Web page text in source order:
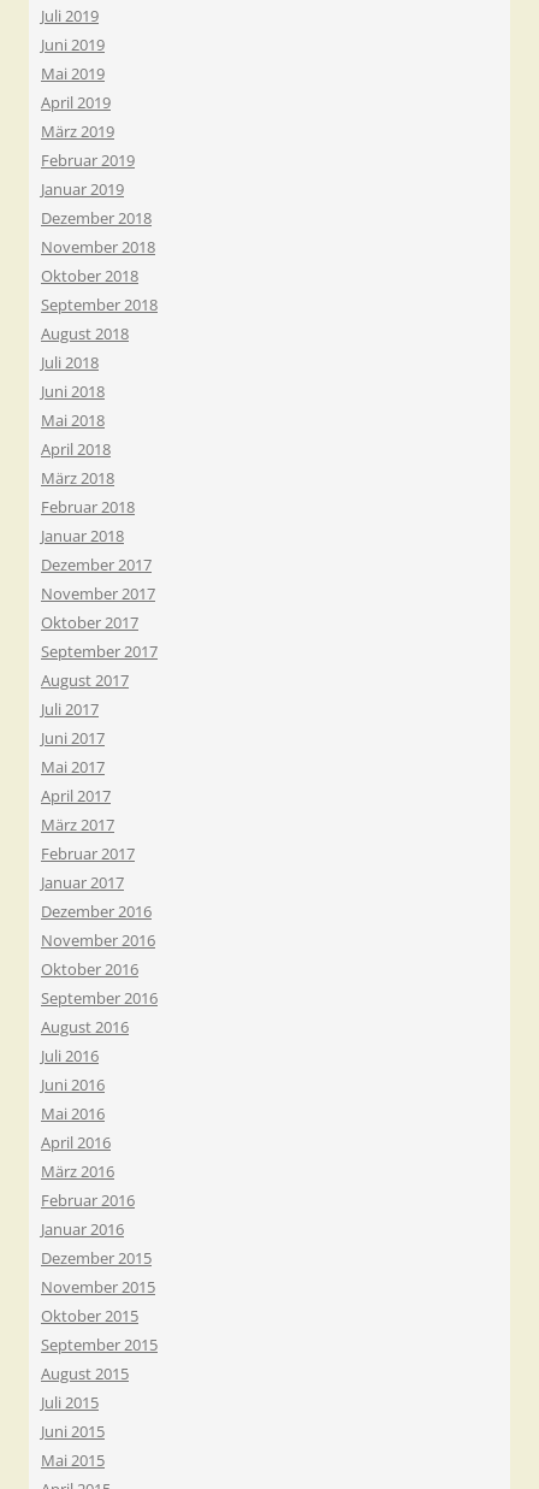
Juli 2019
Juni 2019
Mai 2019
April 2019
März 2019
Februar 2019
Januar 2019
Dezember 2018
November 2018
Oktober 2018
September 2018
August 2018
Juli 2018
Juni 2018
Mai 2018
April 2018
März 2018
Februar 2018
Januar 2018
Dezember 2017
November 2017
Oktober 2017
September 2017
August 2017
Juli 2017
Juni 2017
Mai 2017
April 2017
März 2017
Februar 2017
Januar 2017
Dezember 2016
November 2016
Oktober 2016
September 2016
August 2016
Juli 2016
Juni 2016
Mai 2016
April 2016
März 2016
Februar 2016
Januar 2016
Dezember 2015
November 2015
Oktober 2015
September 2015
August 2015
Juli 2015
Juni 2015
Mai 2015